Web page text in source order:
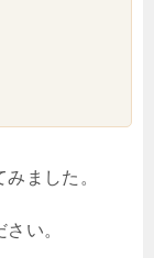
ました。
い。